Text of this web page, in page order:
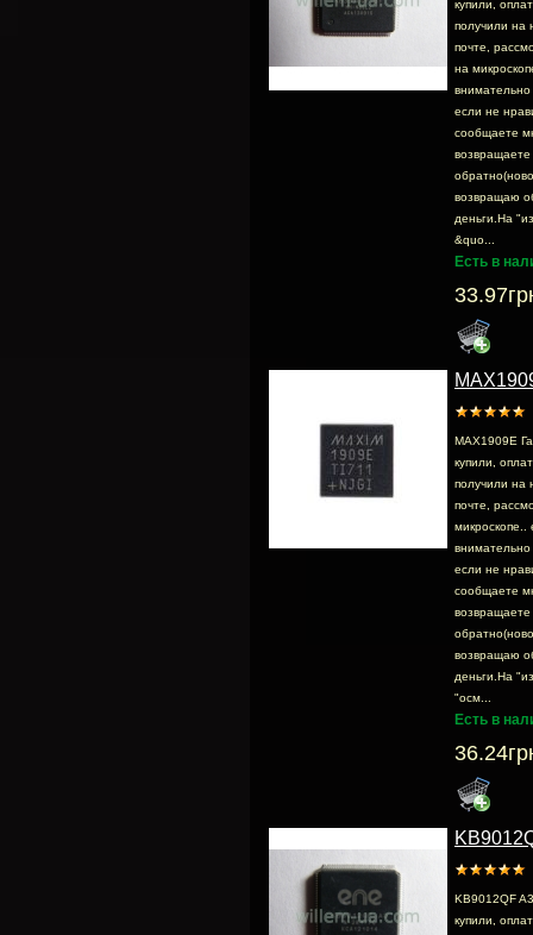
купили,
получили на
почте,
на
внимательно
если не
сообщаете
возвращаете
возвращаю
деньги.На
&quo...
Есть в
MAX1909E
купили,
получили на
почте,
микроскопе..
внимательно
если не
сообщаете
возвращаете
возвращаю
деньги.На
"осм...
Есть в
KB9012QF
купили,